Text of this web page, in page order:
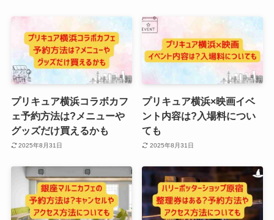
プリキュア横浜コラボカフ
ェ予約方法は?メニューや
グッズだけ買えるかも
2025年8月31日
プリキュア横浜×映画イベ
ント内容は?入場料につい
ても
2025年8月31日